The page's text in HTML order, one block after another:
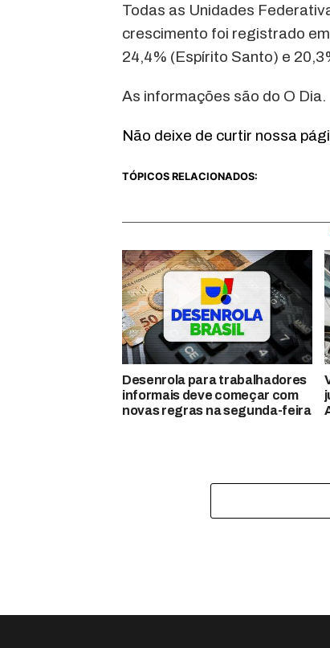
Todas as Unidades
crescimento foi registrado
24,4% (Espírito Santo) e
As informações são do O Dia.
Não deixe de curtir nossa
TÓPICOS RELACIONADOS:
Desenrola para trabalhadores
informais deve começar com
novas regras na segunda-feira